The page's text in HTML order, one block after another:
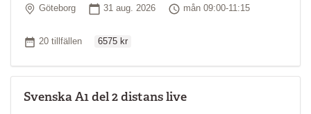
Plats
Göteborg Startdatum
31 aug. 2026 Tid
mån 09:00-11:15
Antal tillfällen
20 tillfällen 6575 kr
Svenska A1 del 2 distans live